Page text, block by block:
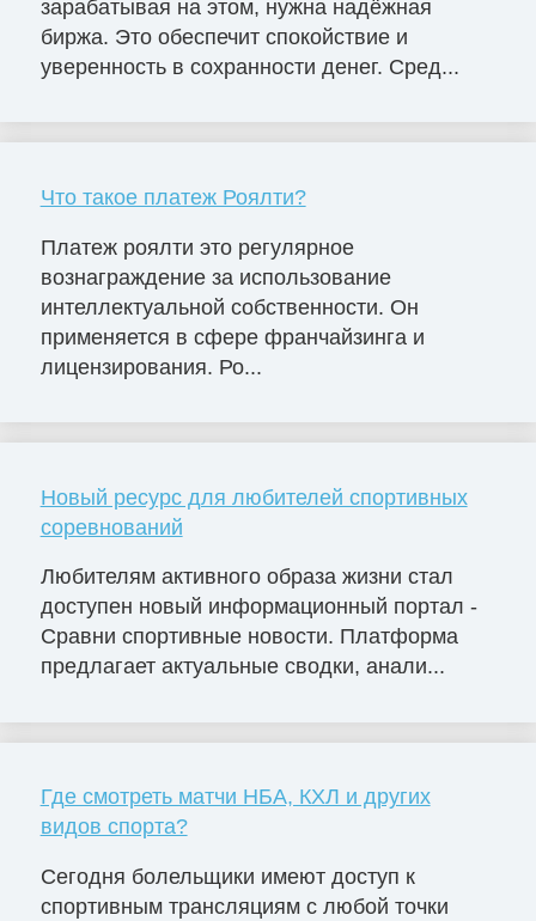
зарабатывая на этом, нужна надёжная
биржа. Это обеспечит спокойствие и
уверенность в сохранности денег. Сред...
Что такое платеж Роялти?
Платеж роялти это регулярное
вознаграждение за использование
интеллектуальной собственности. Он
применяется в сфере франчайзинга и
лицензирования. Ро...
Новый ресурс для любителей спортивных
соревнований
Любителям активного образа жизни стал
доступен новый информационный портал -
Сравни спортивные новости. Платформа
предлагает актуальные сводки, анали...
Где смотреть матчи НБА, КХЛ и других
видов спорта?
Сегодня болельщики имеют доступ к
спортивным трансляциям с любой точки